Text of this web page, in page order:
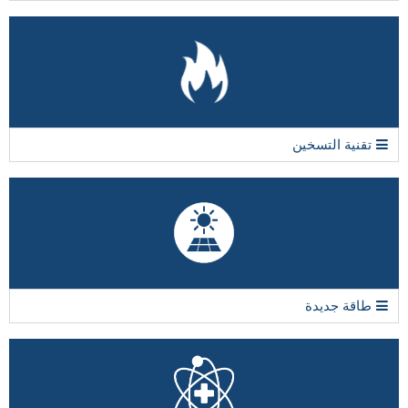
تقنية التسخين
طاقة جديدة